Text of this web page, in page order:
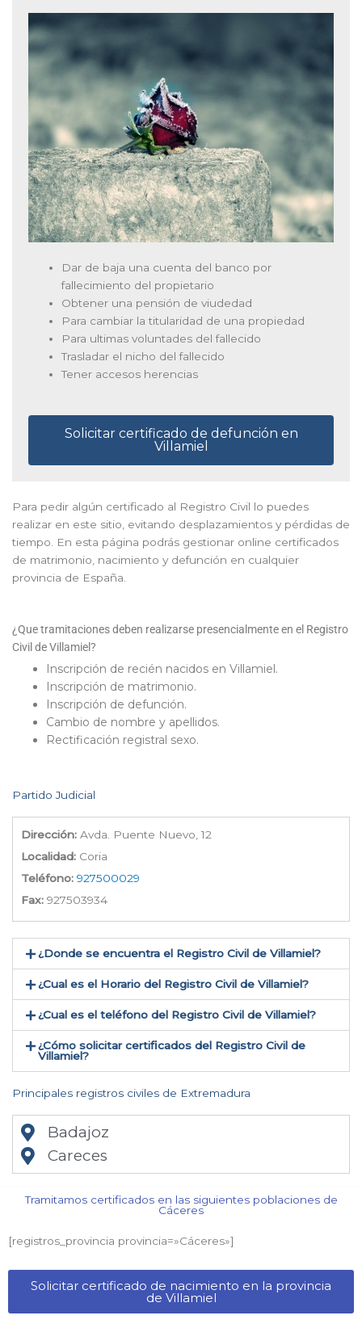
Dar de baja una cuenta del banco por
fallecimiento del propietario
Obtener una pensión de viudedad
Para cambiar la titularidad de una propiedad
Para ultimas voluntades del fallecido
Trasladar el nicho del fallecido
Tener accesos herencias
Solicitar certificado de defunción en
Villamiel
Para pedir algún certificado al Registro Civil lo puedes
realizar en este sitio, evitando desplazamientos y pérdidas de
tiempo. En esta página podrás gestionar online certificados
de matrimonio, nacimiento y defunción en cualquier
provincia de España.
¿Que tramitaciones deben realizarse presencialmente en el Registro
Civil de Villamiel?
Inscripción de recién nacidos en Villamiel.
Inscripción de matrimonio.
Inscripción de defunción.
Cambio de nombre y apellidos.
Rectificación registral sexo.
Partido Judicial
Dirección: Avda. Puente Nuevo, 12
Localidad: Coria
Teléfono: 927500029
Fax: 927503934
¿Donde se encuentra el Registro Civil de Villamiel​?
¿Cual es el Horario del Registro Civil de Villamiel?
¿Cual es el teléfono del Registro Civil de Villamiel​?
¿Cómo solicitar certificados del Registro Civil de
Villamiel​?
Principales registros civiles de Extremadura
Badajoz
Careces
Tramitamos certificados en las siguientes poblaciones de
Cáceres​
[registros_provincia provincia=»Cáceres​»]
Solicitar certificado de nacimiento en la provincia
de Villamiel​